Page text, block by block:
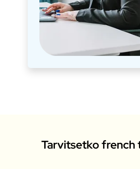
Tarvitsetko french